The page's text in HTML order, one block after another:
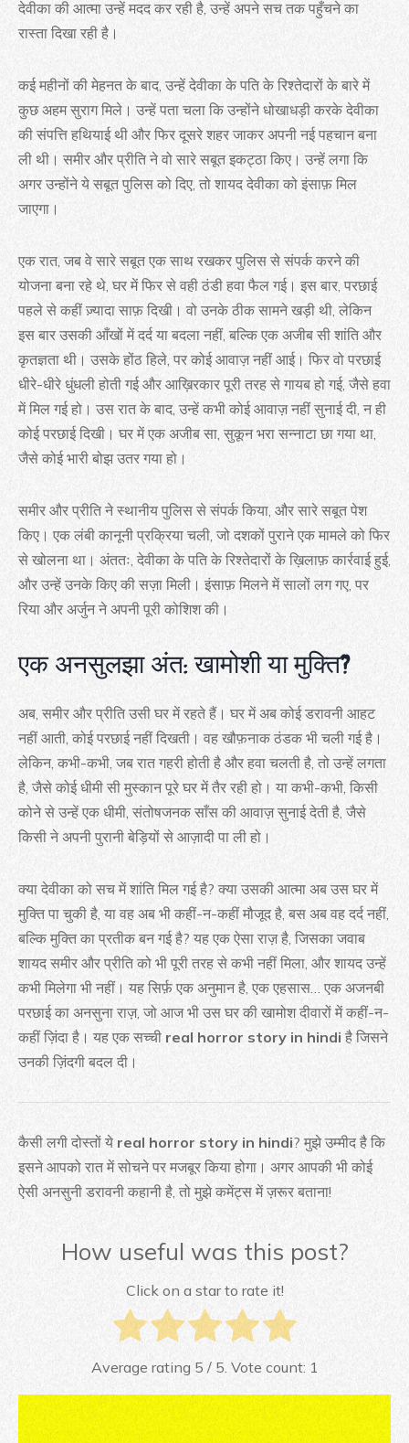
देवीका की आत्मा उन्हें मदद कर रही है, उन्हें अपने सच तक पहुँचने का
रास्ता दिखा रही है।
कई महीनों की मेहनत के बाद, उन्हें देवीका के पति के रिश्तेदारों के बारे में
कुछ अहम सुराग मिले। उन्हें पता चला कि उन्होंने धोखाधड़ी करके देवीका
की संपत्ति हथियाई थी और फिर दूसरे शहर जाकर अपनी नई पहचान बना
ली थी। समीर और प्रीति ने वो सारे सबूत इकट्ठा किए। उन्हें लगा कि
अगर उन्होंने ये सबूत पुलिस को दिए, तो शायद देवीका को इंसाफ़ मिल
जाएगा।
एक रात, जब वे सारे सबूत एक साथ रखकर पुलिस से संपर्क करने की
योजना बना रहे थे, घर में फिर से वही ठंडी हवा फैल गई। इस बार, परछाई
पहले से कहीं ज़्यादा साफ़ दिखी। वो उनके ठीक सामने खड़ी थी, लेकिन
इस बार उसकी आँखों में दर्द या बदला नहीं, बल्कि एक अजीब सी शांति और
कृतज्ञता थी। उसके होंठ हिले, पर कोई आवाज़ नहीं आई। फिर वो परछाई
धीरे-धीरे धुंधली होती गई और आख़िरकार पूरी तरह से गायब हो गई, जैसे हवा
में मिल गई हो। उस रात के बाद, उन्हें कभी कोई आवाज़ नहीं सुनाई दी, न ही
कोई परछाई दिखी। घर में एक अजीब सा, सुकून भरा सन्नाटा छा गया था,
जैसे कोई भारी बोझ उतर गया हो।
समीर और प्रीति ने स्थानीय पुलिस से संपर्क किया, और सारे सबूत पेश
किए। एक लंबी कानूनी प्रक्रिया चली, जो दशकों पुराने एक मामले को फिर
से खोलना था। अंततः, देवीका के पति के रिश्तेदारों के ख़िलाफ़ कार्रवाई हुई,
और उन्हें उनके किए की सज़ा मिली। इंसाफ़ मिलने में सालों लग गए, पर
रिया और अर्जुन ने अपनी पूरी कोशिश की।
एक अनसुलझा अंत: खामोशी या मुक्ति?
अब, समीर और प्रीति उसी घर में रहते हैं। घर में अब कोई डरावनी आहट
नहीं आती, कोई परछाई नहीं दिखती। वह खौफ़नाक ठंडक भी चली गई है।
लेकिन, कभी-कभी, जब रात गहरी होती है और हवा चलती है, तो उन्हें लगता
है, जैसे कोई धीमी सी मुस्कान पूरे घर में तैर रही हो। या कभी-कभी, किसी
कोने से उन्हें एक धीमी, संतोषजनक साँस की आवाज़ सुनाई देती है, जैसे
किसी ने अपनी पुरानी बेड़ियों से आज़ादी पा ली हो।
क्या देवीका को सच में शांति मिल गई है? क्या उसकी आत्मा अब उस घर में
मुक्ति पा चुकी है, या वह अब भी कहीं-न-कहीं मौजूद है, बस अब वह दर्द नहीं,
बल्कि मुक्ति का प्रतीक बन गई है? यह एक ऐसा राज़ है, जिसका जवाब
शायद समीर और प्रीति को भी पूरी तरह से कभी नहीं मिला, और शायद उन्हें
कभी मिलेगा भी नहीं। यह सिर्फ़ एक अनुमान है, एक एहसास… एक अजनबी
परछाई का अनसुना राज़, जो आज भी उस घर की खामोश दीवारों में कहीं-न-
कहीं ज़िंदा है। यह एक सच्ची real horror story in hindi है जिसने
उनकी ज़िंदगी बदल दी।
कैसी लगी दोस्तों ये real horror story in hindi? मुझे उम्मीद है कि
इसने आपको रात में सोचने पर मजबूर किया होगा। अगर आपकी भी कोई
ऐसी अनसुनी डरावनी कहानी है, तो मुझे कमेंट्स में ज़रूर बताना!
How useful was this post?
Click on a star to rate it!
Average rating 5 / 5. Vote count: 1